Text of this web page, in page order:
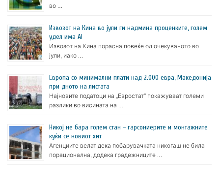
во …
Извозот на Кина во јули ги надмина проценките, голем
удел има AI
Извозот на Кина порасна повеќе од очекуваното во
јули, иако …
Европа со минимални плати над 2.000 евра, Македонија
при дното на листата
Најновите податоци на „Евростат“ покажуваат големи
разлики во висината на …
Никој не бара голем стан – гарсониерите и монтажните
куќи се новиот хит
Агенциите велат дека побарувачката никогаш не била
порационална, додека градежниците …